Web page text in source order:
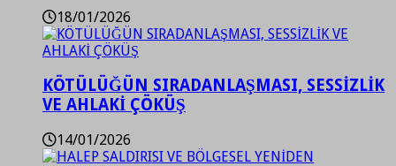
18/01/2026
KÖTÜLÜĞÜN SIRADANLAŞMASI, SESSİZLİK
VE AHLAKİ ÇÖKÜŞ
14/01/2026